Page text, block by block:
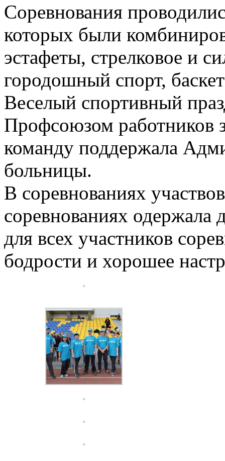
Соревнования
которых были
эстафеты, стрелковое и
городошный спорт,
Веселый спортивный
Профсоюзом работников
команду поддержала
больницы.
В соревнованиях
соревнованиях
для всех участников
бодрости и хорошее